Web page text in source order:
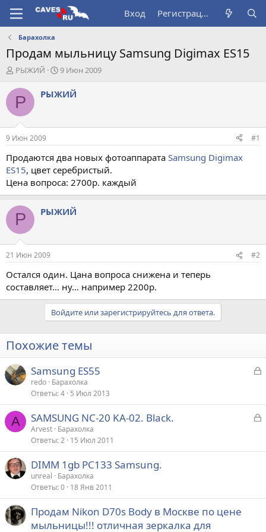
Вход Регистрация
Барахолка
Продам мыльницу Samsung Digimax ES15
А
т
о
т
е
м
ы
РЫЖИЙ
Д
т
а
л
а
9 Июн 2009
Р РЫЖИЙ
9 Июн 2009 #1
Продаются два новых фотоаппарата Samsung Digimax
ES15, цвет серебристый.
Цена вопроса: 2700р. каждый
Р РЫЖИЙ
21 Июн 2009 #2
Остался один. Цана вопроса снижена и теперь
составляет... ну... например 2200р.
Войдите или зарегистрируйтесь для ответа.
Похожие темы
З
р
Samsung ES55
redo Барахолка
Ответы 4 5 Июл 2013
A
З
р
SAMSUNG NC-20 KA-02. Black.
Arvest Барахолка
Ответы 2 15 Июл 2011
DIMM 1gb PC133 Samsung.
unreal
Барахолка
Ответы 0 18 Янв 2011
Продам Nikon D70s Body в Москве по цене
мыльницы!!! отличная зеркалка для